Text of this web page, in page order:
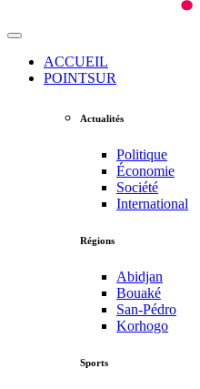
ACCUEIL
POINTSUR
Actualités
Politique
Économie
Société
International
Régions
Abidjan
Bouaké
San-Pédro
Korhogo
Sports